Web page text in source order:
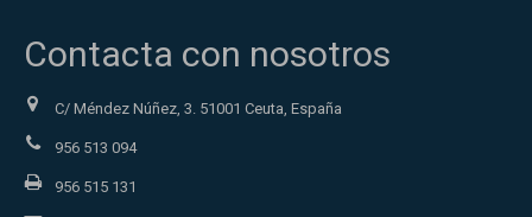
Contacta con nosotros
C/ Méndez Núñez, 3. 51001 Ceuta, España
956 513 094
956 515 131